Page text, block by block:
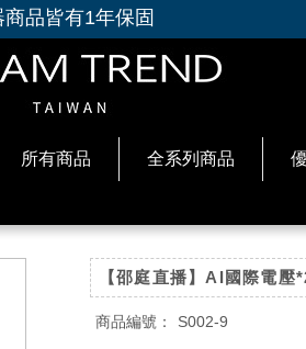
商品皆有1年保固
所有商品 全系列商品
【邵庭直播】AI國際電壓
商品編號： S002-9